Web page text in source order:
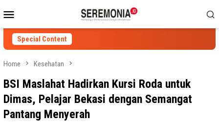
to
contentMenu
Special Content
Home Kesehatan
BSI Maslahat Hadirkan Kursi Roda untuk
Dimas, Pelajar Bekasi dengan Semangat
Pantang Menyerah